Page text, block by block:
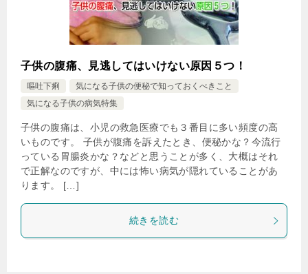
子供の腹痛、見逃してはいけない原因５つ！
嘔吐下痢
気になる子供の便秘で知っておくべきこと
気になる子供の病気特集
子供の腹痛は、小児の救急医療でも３番目に多い頻度の高
いものです。 子供が腹痛を訴えたとき、便秘かな？今流行
っている胃腸炎かな？などと思うことが多く、大概はそれ
で正解なのですが、中には怖い病気が隠れていることがあ
ります。 […]
続きを読む